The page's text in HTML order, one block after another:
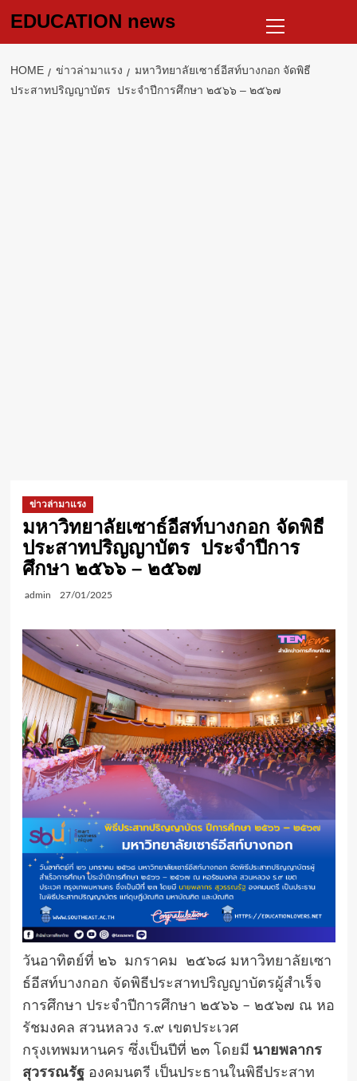
EDUCATION news
Menu
HOME ข่าวล่ามาแรง
มหาวิทยาลัยเซาธ์อีสท์บางกอก จัดพิธี
ประสาทปริญญาบัตร ประจำปีการศึกษา ๒๕๖๖ – ๒๕๖๗
ข่าวล่ามาแรง
มหาวิทยาลัยเซาธ์อีสท์บางกอก จัดพิธี
ประสาทปริญญาบัตร ประจำปีการ
ศึกษา ๒๕๖๖ – ๒๕๖๗
admin 27/01/2025
วันอาทิตย์ที่ ๒๖ มกราคม ๒๕๖๘ มหาวิทยาลัยเซา
ธ์อีสท์บางกอก จัดพิธีประสาทปริญญาบัตรผู้สำเร็จ
การศึกษา ประจำปีการศึกษา ๒๕๖๖ – ๒๕๖๗ ณ หอ
รัชมงคล สวนหลวง ร.๙ เขตประเวศ
กรุงเทพมหานคร ซึ่งเป็นปีที่ ๒๓ โดยมี นายพลากร
สุวรรณรัฐองคมนตรี เป็นประธานในพิธีประสาท